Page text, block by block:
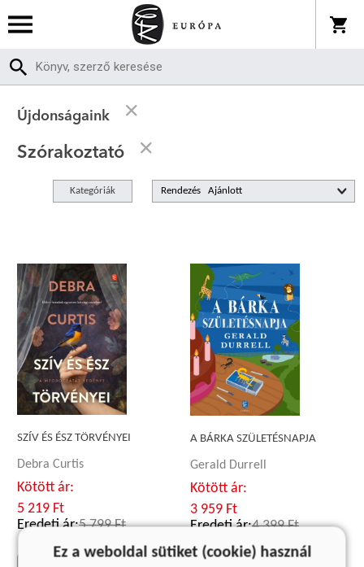
Újdonságaink
Szórakoztató
Kategóriák Rendezés
SZÍV ÉS ÉSZ TÖRVÉNYEI
Debra Curtis
Kötött ár:
5 219 Ft
Eredeti ár:5 799 Ft
A BÁRKA SZÜLETÉSNAPJA
Gerald Durrell
Kötött ár:
3 959 Ft
Eredeti ár:4 399 Ft
Ez a weboldal sütiket (cookie) használ